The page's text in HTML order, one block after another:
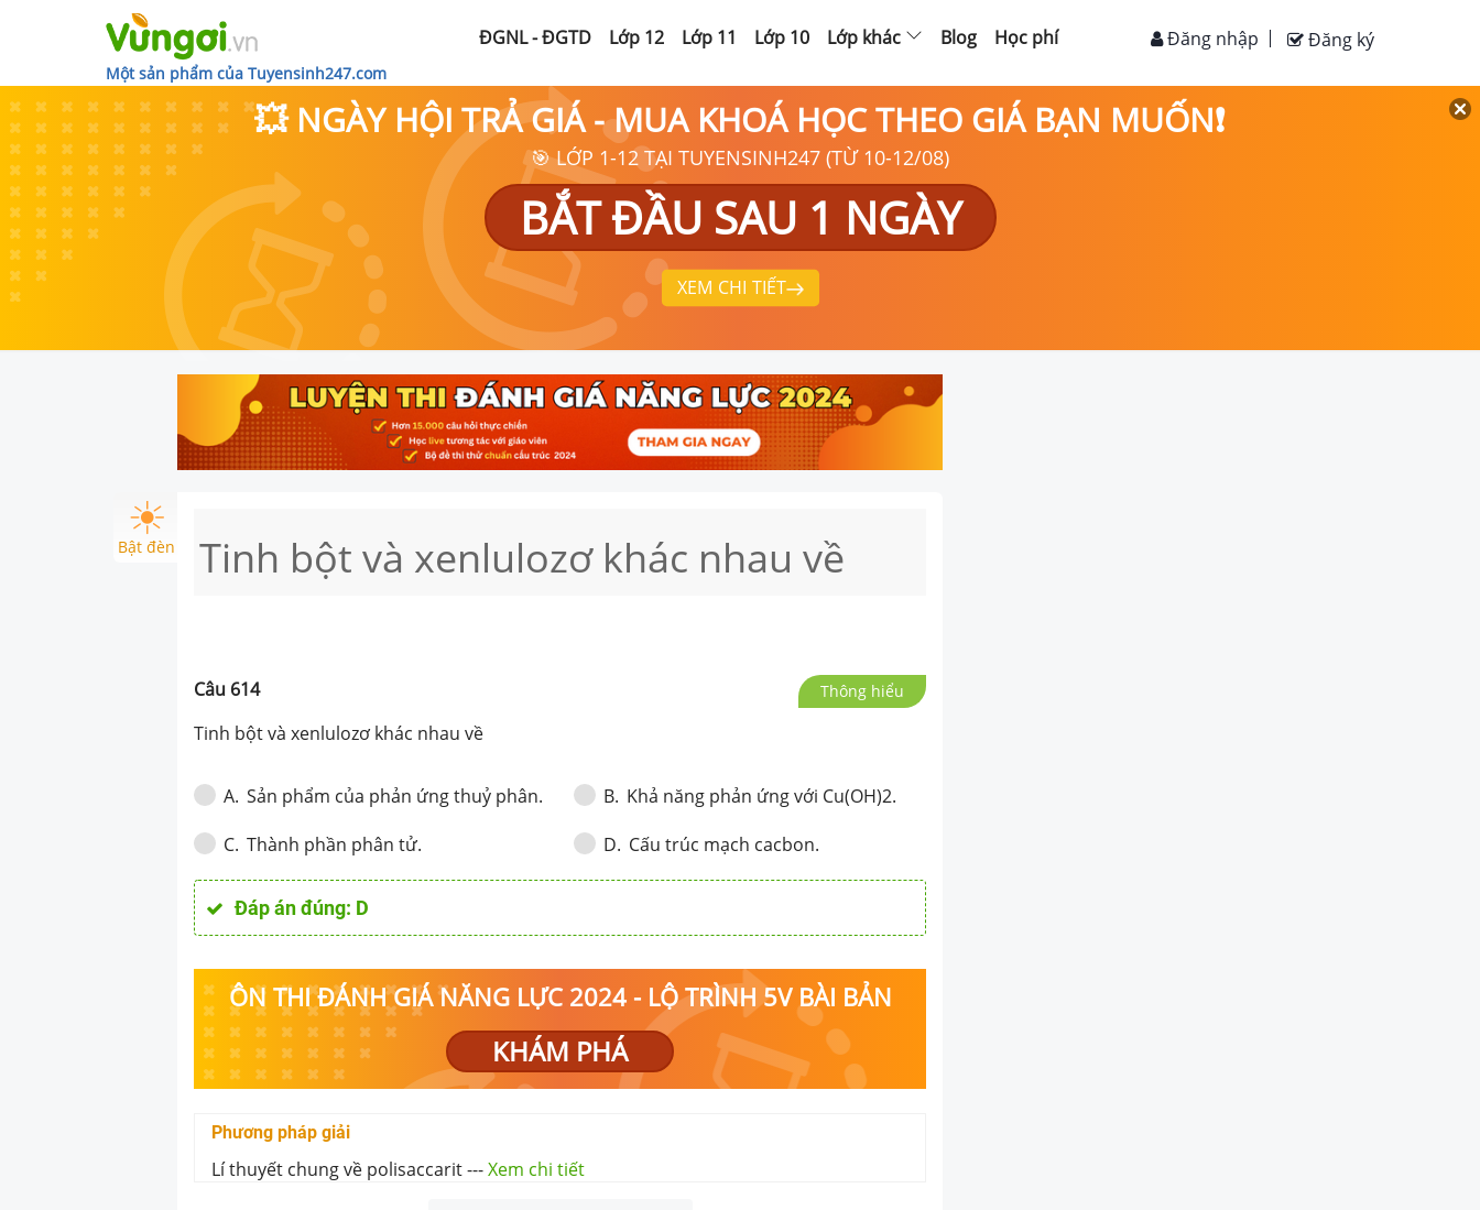
Một sản phẩm của Tuyensinh247.com
ĐGNL - ĐGTD Lớp 12 Lớp 11 Lớp 10 Lớp khác Blog Học phí Đăng ký
Đăng nhập
💥 NGÀY HỘI TRẢ GIÁ - MUA KHOÁ HỌC THEO GIÁ BẠN MUỐN❗
🎯 LỚP 1-12 TẠI TUYENSINH247 (TỪ 10-12/08)
BẮT ĐẦU SAU 1 NGÀY
XEM CHI TIẾT
Bật đèn Tinh bột và xenlulozơ khác nhau về
Câu 614 Thông hiểu
Tinh bột và xenlulozơ khác nhau về
A. Sản phẩm của phản ứng thuỷ phân. B. Khả năng phản ứng với Cu(OH)2.
C. Thành phần phân tử. D. Cấu trúc mạch cacbon.
Đáp án đúng: D
ÔN THI ĐÁNH GIÁ NĂNG LỰC 2024 - LỘ TRÌNH 5V BÀI BẢN
KHÁM PHÁ
Phương pháp giải
Lí thuyết chung về polisaccarit---Xem chi tiết